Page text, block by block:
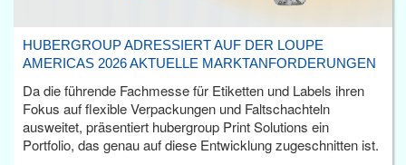
HUBERGROUP ADRESSIERT AUF DER LOUPE
AMERICAS 2026 AKTUELLE MARKTANFORDERUNGEN
Da die führende Fachmesse für Etiketten und Labels ihren
Fokus auf flexible Verpackungen und Faltschachteln
ausweitet, präsentiert hubergroup Print Solutions ein
Portfolio, das genau auf diese Entwicklung zugeschnitten ist.